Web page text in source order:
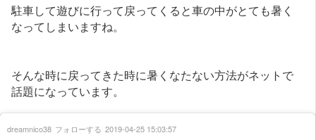
駐車して遊びに行って戻ってくると車の中がとても暑く
なってしまいますね。
そんな時に戻ってきた時に暑くなたない方法がネットで
話題になっています。
dreamnico38 フォローする 2019-04-25 15:03:57